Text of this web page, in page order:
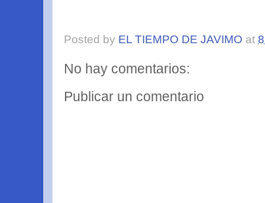
Posted by EL TIEMPO DE JAVIMO at
No hay comentarios:
Publicar un comentario